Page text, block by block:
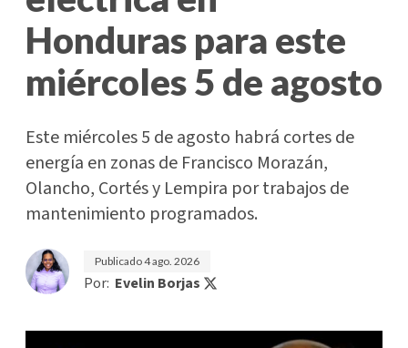
Honduras para este
miércoles 5 de agosto
Este miércoles 5 de agosto habrá cortes de
energía en zonas de Francisco Morazán,
Olancho, Cortés y Lempira por trabajos de
mantenimiento programados.
Publicado4 ago. 2026
Por: Evelin Borjas